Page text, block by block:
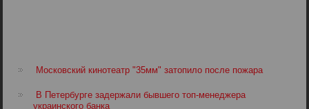
Московский кинотеатр "35мм" затопило после пожара
В Петербурге задержали бывшего топ-менеджера
украинского банка